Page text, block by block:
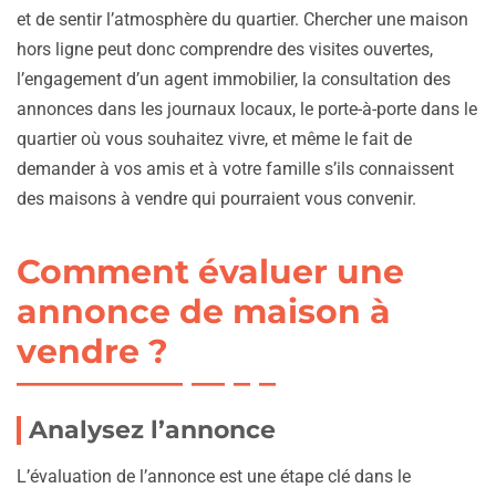
et de sentir l’atmosphère du quartier. Chercher une maison
hors ligne peut donc comprendre des visites ouvertes,
l’engagement d’un agent immobilier, la consultation des
annonces dans les journaux locaux, le porte-à-porte dans le
quartier où vous souhaitez vivre, et même le fait de
demander à vos amis et à votre famille s’ils connaissent
des maisons à vendre qui pourraient vous convenir.
Comment évaluer une
annonce de maison à
vendre ?
Analysez l’annonce
L’évaluation de l’annonce est une étape clé dans le